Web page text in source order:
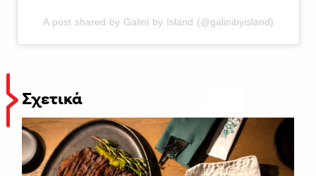
A post shared by Galini by Island (@galinibyisland)
Σχετικά